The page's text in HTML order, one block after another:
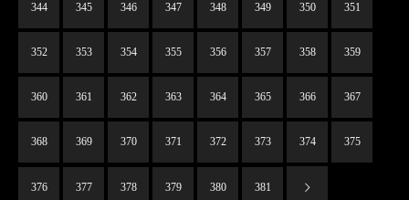
344 345 346 347 348 349 350 351
352 353 354 355 356 357 358 359
360 361 362 363 364 365 366 367
368 369 370 371 372 373 374 375
376 377 378 379 380 381